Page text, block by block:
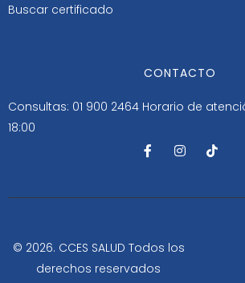
Buscar certificado
CONTACTO
Consultas: 01 900 2464 Horario de
18:00
F
a
b
-
I
n
a
m
T
i
o
© 2026. CCES SALUD Todos los
derechos reservados